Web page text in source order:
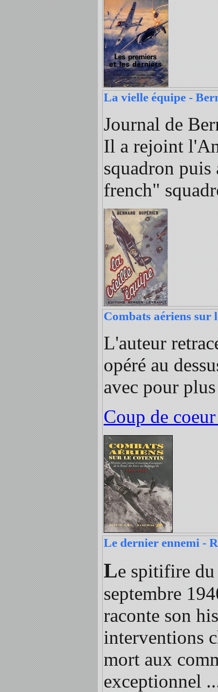
La vielle équipe -
Journal de
Il a rejoint
squadron
french"
Combats aériens sur
L'auteur
opéré au
avec pour
Coup de
Le dernier ennemi -
Le spitifire du
septembre
raconte son
interventions
mort aux
exceptionnel